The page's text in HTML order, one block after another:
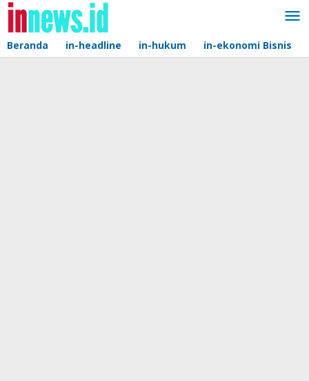
Lewati
konten
Beranda in-headline in-hukum in-ekonomi Bisnis